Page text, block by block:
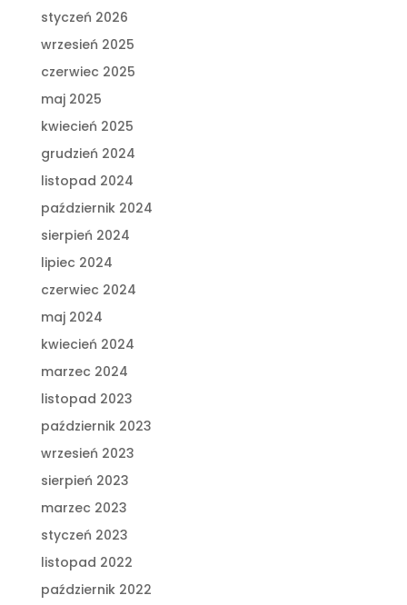
styczeń 2026
wrzesień 2025
czerwiec 2025
maj 2025
kwiecień 2025
grudzień 2024
listopad 2024
październik 2024
sierpień 2024
lipiec 2024
czerwiec 2024
maj 2024
kwiecień 2024
marzec 2024
listopad 2023
październik 2023
wrzesień 2023
sierpień 2023
marzec 2023
styczeń 2023
listopad 2022
październik 2022